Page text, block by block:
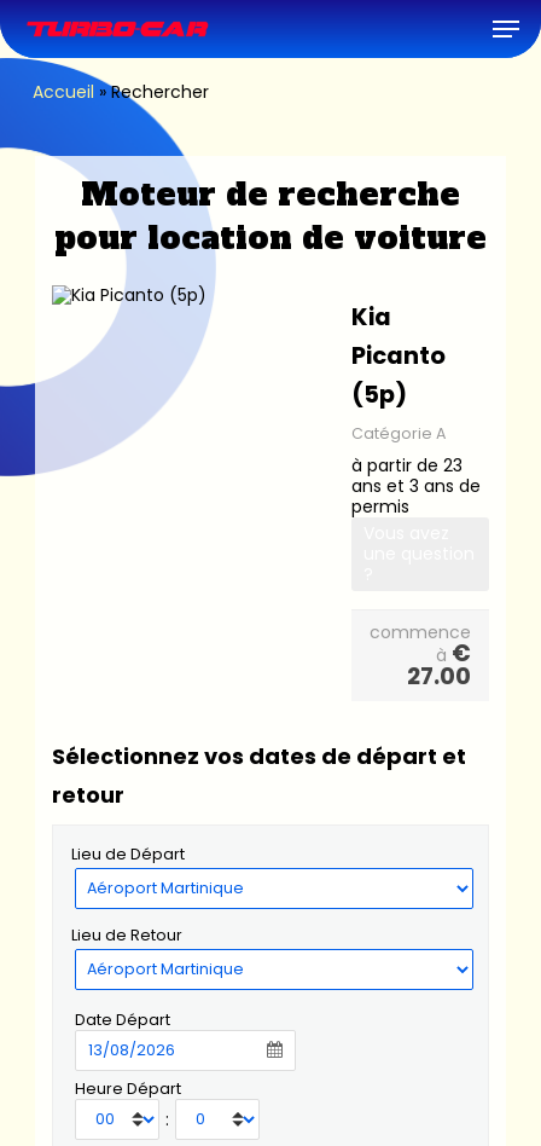
to
main
content
Accueil »Rechercher
Moteur de recherche
pour location de voiture
Kia
Picanto
(5p)
Catégorie A
à partir de 23
ans et 3 ans de
permis
commence
à €
27.00
Sélectionnez vos dates de départ et
retour
Lieu de Départ
Lieu de Retour
Date Départ
Heure Départ
: